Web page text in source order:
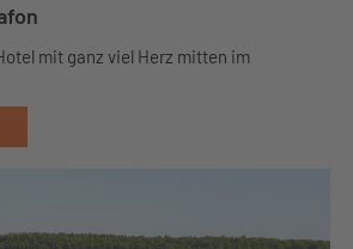
mit ganz viel Herz mitten im